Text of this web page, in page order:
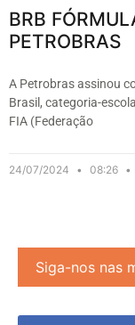
BRB
PETROBRAS
A Petrobras assinou
Brasil, categoria-
FIA (Federação
24/07/2024 08:26
Siga-nos nas